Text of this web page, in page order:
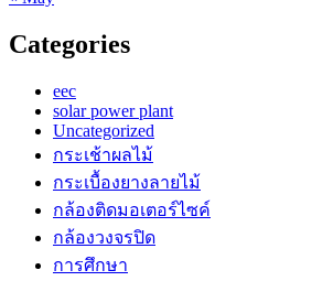
Categories
eec
solar power plant
Uncategorized
กระเช้าผลไม้
กระเบื้องยางลายไม้
กล้องติดมอเตอร์ไซค์
กล้องวงจรปิด
การศึกษา